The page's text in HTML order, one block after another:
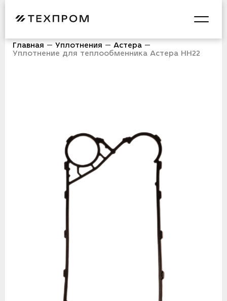
Главная Уплотнения
Астера
Уплотнение для теплообменника Астера НН22